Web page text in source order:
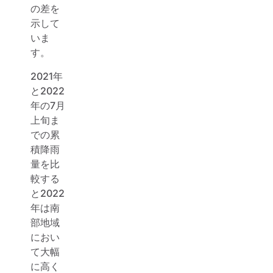
の差を
示して
いま
す。
2021年
と2022
年の7月
上旬ま
での累
積降雨
量を比
較する
と2022
年は南
部地域
におい
て大幅
に高く